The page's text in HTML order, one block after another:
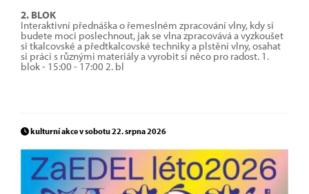
2. BLOK
Interaktivní přednáška o řemeslném zpracování vlny, kdy si
budete moci poslechnout, jak se vlna zpracovává a vyzkoušet
si tkalcovské a předtkalcovské techniky a plstění vlny, osahat
si práci s různými materiály a vyrobit si něco pro radost. 1.
blok - 15:00 - 17:00 2. bl
kulturní akce v sobotu 22. srpna 2026